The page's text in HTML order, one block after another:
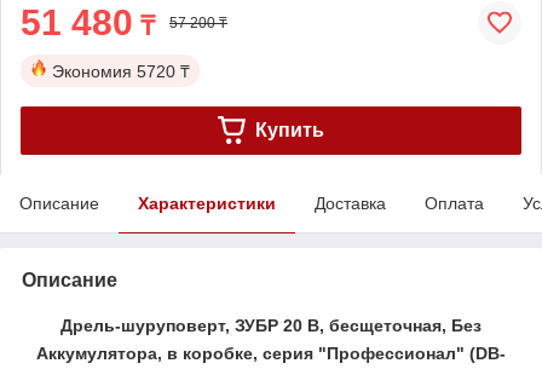
51 480 ₸ 57 200 ₸
Экономия 5720 ₸
Купить
Описание Характеристики Доставка Оплата
Описание
Дрель-шуруповерт, ЗУБР 20 В, бесщеточная, Без
Аккумулятора, в коробке, серия "Профессионал" (DB-